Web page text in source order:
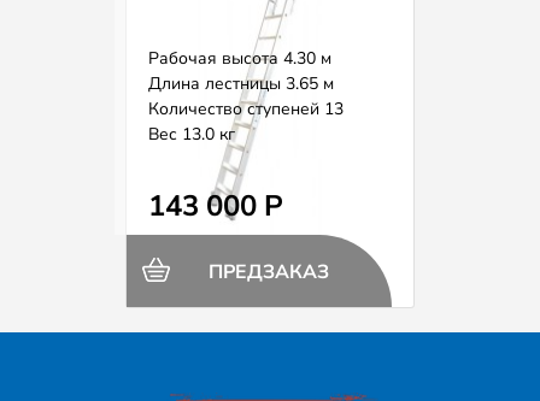
Рабочая высота 4.30 м
Длина лестницы 3.65 м
Количество ступеней 13
Вес 13.0 кг
143 000 Р
ПРЕДЗАКАЗ